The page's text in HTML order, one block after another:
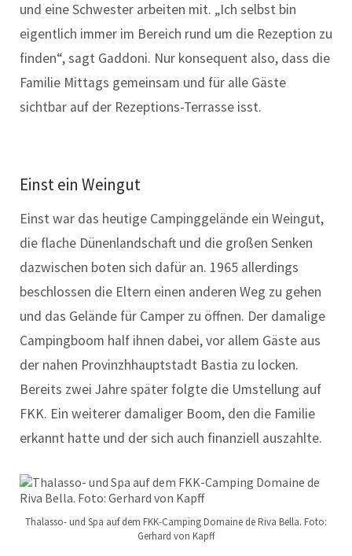
und eine Schwester arbeiten mit. „Ich selbst bin
eigentlich immer im Bereich rund um die Rezeption zu
finden“, sagt Gaddoni. Nur konsequent also, dass die
Familie Mittags gemeinsam und für alle Gäste
sichtbar auf der Rezeptions-Terrasse isst.
Einst ein Weingut
Einst war das heutige Campinggelände ein Weingut,
die flache Dünenlandschaft und die großen Senken
dazwischen boten sich dafür an. 1965 allerdings
beschlossen die Eltern einen anderen Weg zu gehen
und das Gelände für Camper zu öffnen. Der damalige
Campingboom half ihnen dabei, vor allem Gäste aus
der nahen Provinzhhauptstadt Bastia zu locken.
Bereits zwei Jahre später folgte die Umstellung auf
FKK. Ein weiterer damaliger Boom, den die Familie
erkannt hatte und der sich auch finanziell auszahlte.
Thalasso- und Spa auf dem FKK-Camping Domaine de Riva Bella. Foto:
Gerhard von Kapff